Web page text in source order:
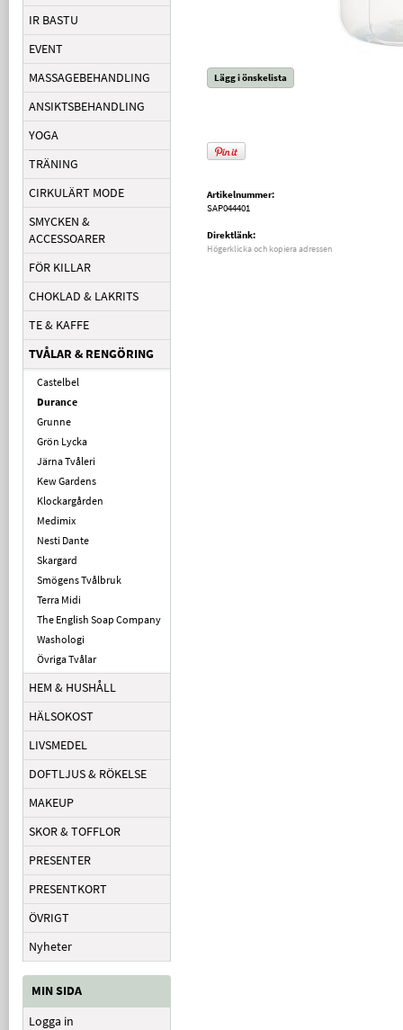
IR BASTU
EVENT
MASSAGEBEHANDLING
ANSIKTSBEHANDLING
YOGA
TRÄNING
CIRKULÄRT MODE
SMYCKEN &
ACCESSOARER
FÖR KILLAR
CHOKLAD & LAKRITS
TE & KAFFE
TVÅLAR & RENGÖRING
Castelbel
Durance
Grunne
Grön Lycka
Järna Tvåleri
Kew Gardens
Klockargården
Medimix
Nesti Dante
Skargard
Smögens Tvålbruk
Terra Midi
The English Soap Company
Washologi
Övriga Tvålar
HEM & HUSHÅLL
HÄLSOKOST
LIVSMEDEL
DOFTLJUS & RÖKELSE
MAKEUP
SKOR & TOFFLOR
PRESENTER
PRESENTKORT
ÖVRIGT
Nyheter
MIN SIDA
Logga in
Lägg i önskelista
Artikelnummer:
SAP044401
Direktlänk:
Högerklicka och kopiera adressen